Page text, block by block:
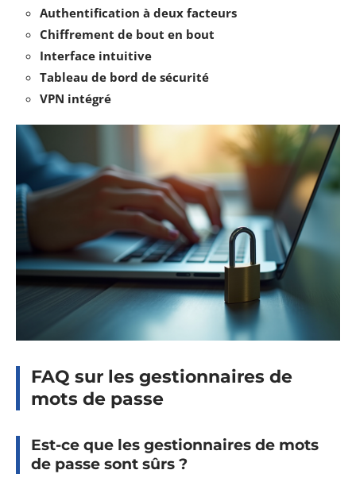
Authentification à deux facteurs
Chiffrement de bout en bout
Interface intuitive
Tableau de bord de sécurité
VPN intégré
FAQ sur les gestionnaires de
mots de passe
Est-ce que les gestionnaires de mots
de passe sont sûrs ?